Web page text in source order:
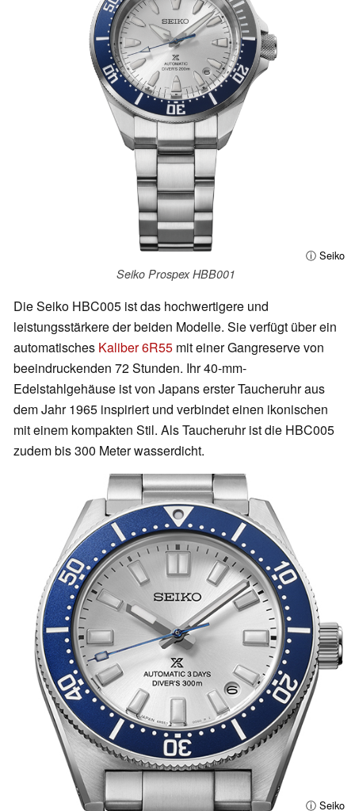
ⓘ Seiko
Seiko Prospex HBB001
Die Seiko HBC005 ist das hochwertigere und
leistungsstärkere der beiden Modelle. Sie verfügt über ein
automatisches Kaliber 6R55 mit einer Gangreserve von
beeindruckenden 72 Stunden. Ihr 40-mm-
Edelstahlgehäuse ist von Japans erster Taucheruhr aus
dem Jahr 1965 inspiriert und verbindet einen ikonischen
mit einem kompakten Stil. Als Taucheruhr ist die HBC005
zudem bis 300 Meter wasserdicht.
ⓘ Seiko